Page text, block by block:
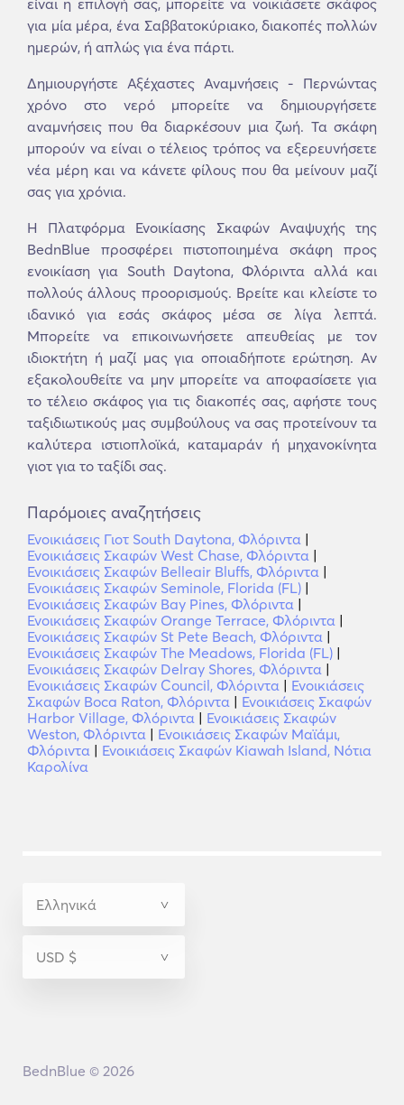
είναι η επιλογή σας, μπορείτε να νοικιάσετε σκάφος
για μία μέρα, ένα Σαββατοκύριακο, διακοπές πολλών
ημερών, ή απλώς για ένα πάρτι.
Δημιουργήστε Αξέχαστες Αναμνήσεις - Περνώντας
χρόνο στο νερό μπορείτε να δημιουργήσετε
αναμνήσεις που θα διαρκέσουν μια ζωή. Τα σκάφη
μπορούν να είναι ο τέλειος τρόπος να εξερευνήσετε
νέα μέρη και να κάνετε φίλους που θα μείνουν μαζί
σας για χρόνια.
Η Πλατφόρμα Ενοικίασης Σκαφών Αναψυχής της
BednBlue προσφέρει πιστοποιημένα σκάφη προς
ενοικίαση για South Daytona, Φλόριντα αλλά και
πολλούς άλλους προορισμούς. Βρείτε και κλείστε το
ιδανικό για εσάς σκάφος μέσα σε λίγα λεπτά.
Μπορείτε να επικοινωνήσετε απευθείας με τον
ιδιοκτήτη ή μαζί μας για οποιαδήποτε ερώτηση. Αν
εξακολουθείτε να μην μπορείτε να αποφασίσετε για
το τέλειο σκάφος για τις διακοπές σας, αφήστε τους
ταξιδιωτικούς μας συμβούλους να σας προτείνουν τα
καλύτερα ιστιοπλοϊκά, καταμαράν ή μηχανοκίνητα
γιοτ για το ταξίδι σας.
Παρόμοιες αναζητήσεις
Ενοικιάσεις Γιοτ South Daytona, Φλόριντα |
Ενοικιάσεις Σκαφών West Chase, Φλόριντα |
Ενοικιάσεις Σκαφών Belleair Bluffs, Φλόριντα |
Ενοικιάσεις Σκαφών Seminole, Florida (FL) |
Ενοικιάσεις Σκαφών Bay Pines, Φλόριντα |
Ενοικιάσεις Σκαφών Orange Terrace, Φλόριντα |
Ενοικιάσεις Σκαφών St Pete Beach, Φλόριντα |
Ενοικιάσεις Σκαφών The Meadows, Florida (FL) |
Ενοικιάσεις Σκαφών Delray Shores, Φλόριντα |
Ενοικιάσεις Σκαφών Council, Φλόριντα | Ενοικιάσεις
Σκαφών Boca Raton, Φλόριντα | Ενοικιάσεις Σκαφών
Harbor Village, Φλόριντα | Ενοικιάσεις Σκαφών
Weston, Φλόριντα | Ενοικιάσεις Σκαφών Μαϊάμι,
Φλόριντα | Ενοικιάσεις Σκαφών Kiawah Island, Νότια
Καρολίνα
BednBlue © 2026